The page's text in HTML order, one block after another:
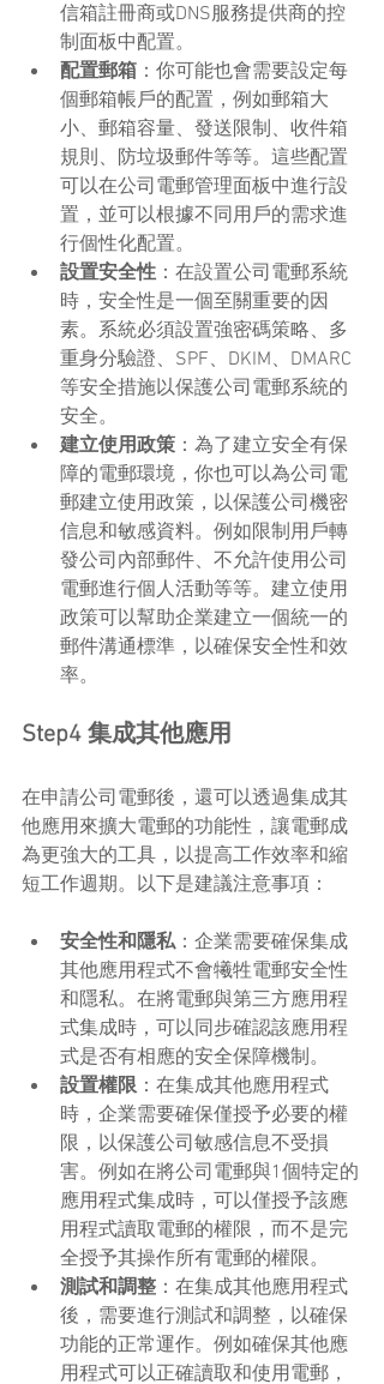
信箱註冊商或DNS服務提供商的控
制面板中配置。
配置郵箱 ：你可能也會需要設定每
個郵箱帳戶的配置，例如郵箱大
小、郵箱容量、發送限制、收件箱
規則、防垃圾郵件等等。這些配置
可以在公司電郵管理面板中進行設
置，並可以根據不同用戶的需求進
行個性化配置。
設置安全性 ：在設置公司電郵系統
時，安全性是一個至關重要的因
素。系統必須設置強密碼策略、多
重身分驗證、SPF、DKIM、DMARC
等安全措施以保護公司電郵系統的
安全。
建立使用政策 ：為了建立安全有保
障的電郵環境，你也可以為公司電
郵建立使用政策，以保護公司機密
信息和敏感資料。例如限制用戶轉
發公司內部郵件、不允許使用公司
電郵進行個人活動等等。建立使用
政策可以幫助企業建立一個統一的
郵件溝通標準，以確保安全性和效
率。
Step4 集成其他應用
在申請公司電郵後，還可以透過集成其
他應用來擴大電郵的功能性，讓電郵成
為更強大的工具，以提高工作效率和縮
短工作週期。以下是建議注意事項：
安全性和隱私：企業需要確保集成
其他應用程式不會犧牲電郵安全性
和隱私。在將電郵與第三方應用程
式集成時，可以同步確認該應用程
式是否有相應的安全保障機制。
設置權限：在集成其他應用程式
時，企業需要確保僅授予必要的權
限，以保護公司敏感信息不受損
害。例如在將公司電郵與1個特定的
應用程式集成時，可以僅授予該應
用程式讀取電郵的權限，而不是完
全授予其操作所有電郵的權限。
測試和調整 ：在集成其他應用程式
後，需要進行測試和調整，以確保
功能的正常運作。例如確保其他應
用程式可以正確讀取和使用電郵，